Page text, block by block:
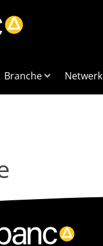
Branche Netwerk